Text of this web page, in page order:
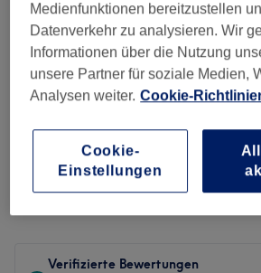
Service
Bewertungen filtern
Behandlung Alle Bewertungen
Verifizierte Bewertungen
Medienfunktionen bereitzustellen
Datenverkehr zu analysieren. Wir
Informationen über die Nutzung
unsere Partner für soziale Medien,
Analysen weiter. Cookie-
Cookie-
Einstellungen